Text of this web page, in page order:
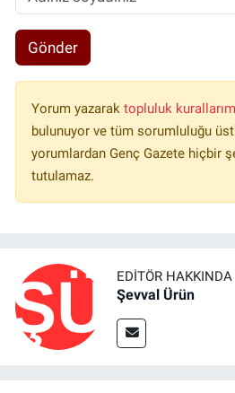
Gönder
Yorum yazarak topluluk
bulunuyor ve tüm sorumluluğu
yorumlardan Genç Gazete hiçbir
tutulamaz.
EDITÖR HAKKINDA
Şevval Ürün